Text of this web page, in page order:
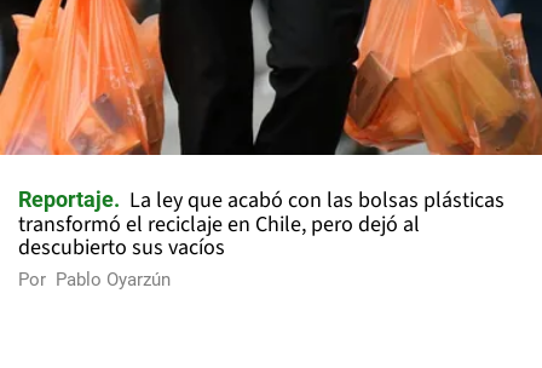
Reportaje
La ley que acabó con las bolsas plásticas
transformó el reciclaje en Chile, pero dejó al
descubierto sus vacíos
Por Pablo Oyarzún